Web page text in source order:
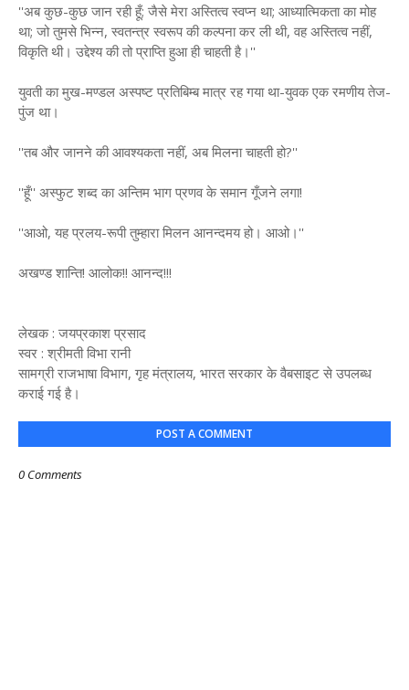
''अब कुछ-कुछ जान रही हूँ; जैसे मेरा अस्तित्व स्वप्न था; आध्यात्मिकता का मोह
था; जो तुमसे भिन्न, स्वतन्त्र स्वरूप की कल्पना कर ली थी, वह अस्तित्व नहीं,
विकृति थी। उद्देश्य की तो प्राप्ति हुआ ही चाहती है।''
युवती का मुख-मण्डल अस्पष्ट प्रतिबिम्ब मात्र रह गया था-युवक एक रमणीय तेज-
पुंज था।
''तब और जानने की आवश्यकता नहीं, अब मिलना चाहती हो?''
''हूँ'' अस्फुट शब्द का अन्तिम भाग प्रणव के समान गूँजने लगा!
''आओ, यह प्रलय-रूपी तुम्हारा मिलन आनन्दमय हो। आओ।''
अखण्ड शान्ति! आलोक!! आनन्द!!!
लेखक : जयप्रकाश प्रसाद
स्वर : श्रीमती विभा रानी
सामग्री राजभाषा विभाग, गृह मंत्रालय, भारत सरकार के वैबसाइट से उपलब्ध
कराई गई है।
POST A COMMENT
0 Comments